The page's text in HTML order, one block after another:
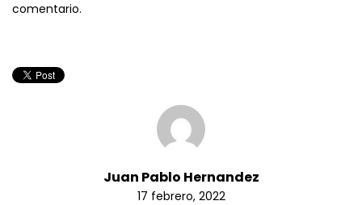
comentario.
Juan Pablo Hernandez
17 febrero, 2022